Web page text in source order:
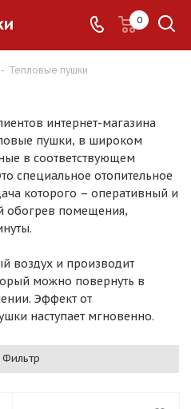
0
- Тепловые пушки
интернет-магазина
пушки, в широком
в соответствующем
специальное отопительное
которого – оперативный и
обогрев помещения,
воздух и производит
можно повернуть в
Эффект от
наступает мгновенно.
Фильтр